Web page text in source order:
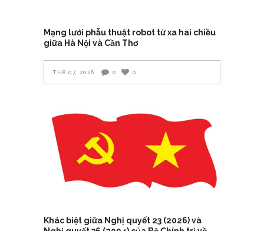
Mạng lưới phẫu thuật robot từ xa hai chiều
giữa Hà Nội và Cần Thơ
TH8 07, 2026 0 0
Khác biệt giữa Nghị quyết 23 (2026) và